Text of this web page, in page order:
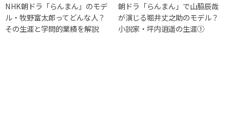
NHK朝ドラ「らんまん」のモデ
ル・牧野富太郎ってどんな人？
その生涯と学問的業績を解説
朝ドラ「らんまん」で山脇辰哉
が演じる堀井丈之助のモデル？
小説家・坪内逍遥の生涯①